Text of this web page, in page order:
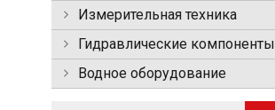
Измерительная техника
Гидравлические компоненты
Водное оборудование